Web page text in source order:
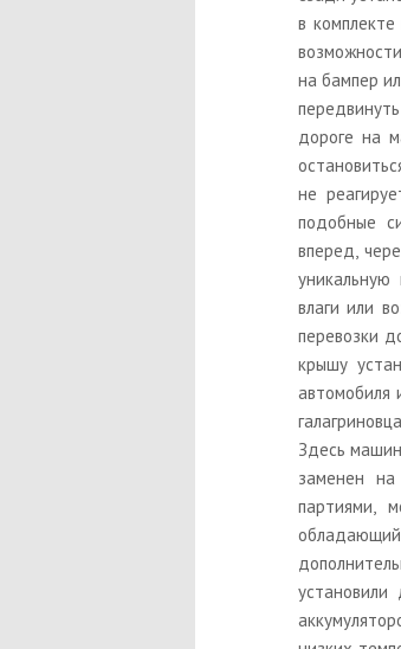
в
на бампер
дороге на
не
подобные
вперед,
уникальную
влаги или
перевозки
крышу
автомобиля
Здесь
заменен на
партиями,
обладающий